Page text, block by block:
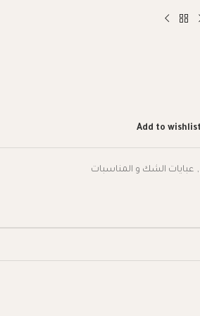
Add to wishlist
, عبايات الشك و المناسبات